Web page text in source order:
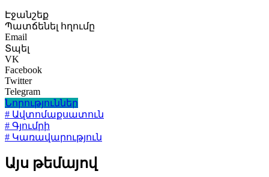
Էջանշեք
Պատճենել հղումը
Email
Տպել
VK
Facebook
Twitter
Telegram
Նորություններ
# Ավտոմաքսատուն
# Գյումրի
# Կառավարություն
Այս թեմայով